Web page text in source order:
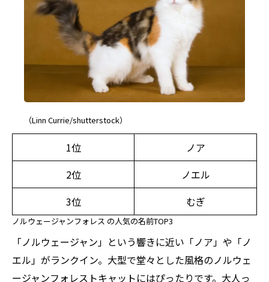
（Linn Currie/shutterstock）
1位
ノア
2位
ノエル
3位
むぎ
ノルウェージャンフォレス の人気の名前TOP3
「ノルウェージャン」という響きに近い「ノア」や「ノ
エル」がランクイン。大型で堂々とした風格のノルウェ
ージャンフォレストキャットにはぴったりです。大人っ